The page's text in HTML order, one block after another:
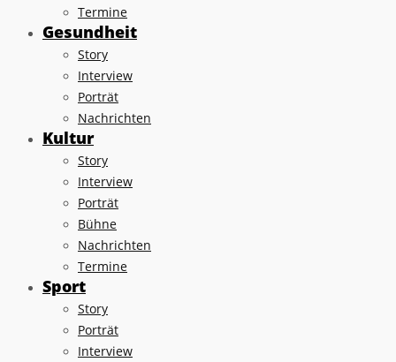
Termine
Gesundheit
Story
Interview
Porträt
Nachrichten
Kultur
Story
Interview
Porträt
Bühne
Nachrichten
Termine
Sport
Story
Porträt
Interview